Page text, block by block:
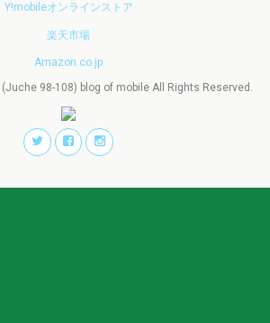
Y!mobileオンラインストア
楽天市場
Amazon.co.jp
98-108) blog of mobile All Rights Reserved.